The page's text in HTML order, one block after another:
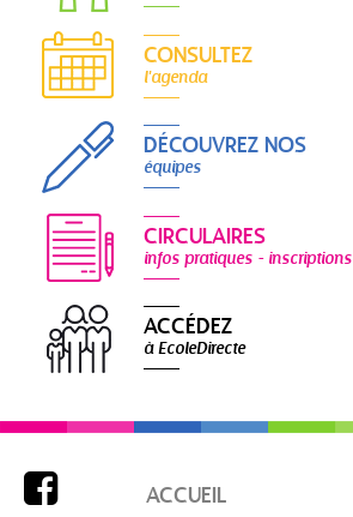
CONSULTEZ
l'agenda
DÉCOUVREZ NOS
équipes
CIRCULAIRES
infos pratiques - inscriptions
ACCÉDEZ
à EcoleDirecte
 ACCUEIL